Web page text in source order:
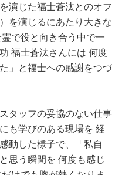
演じた福士蒼汰とのオフ
を演じるにあたり大きな
で役と向き合う中で一
福士蒼汰さんには 何度
」と福士への感謝をつづ
タッフの妥協のない仕事
も学びのある現場を 経
動した様子で、「私自
思う瞬間を 何度も感じ